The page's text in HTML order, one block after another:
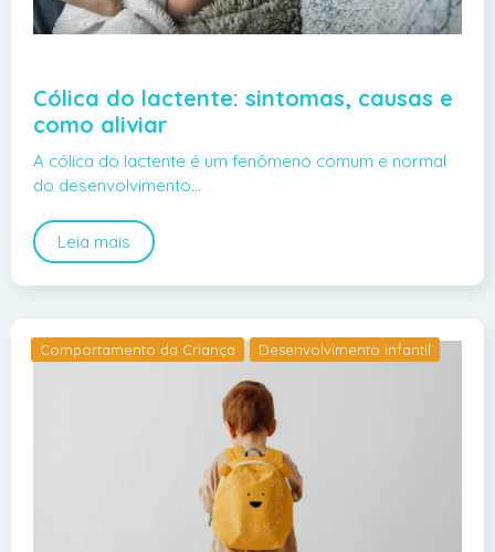
Cólica do lactente: sintomas, causas e
como aliviar
A cólica do lactente é um fenômeno comum e normal
do desenvolvimento…
Leia mais
Comportamento da Criança Desenvolvimento infantil